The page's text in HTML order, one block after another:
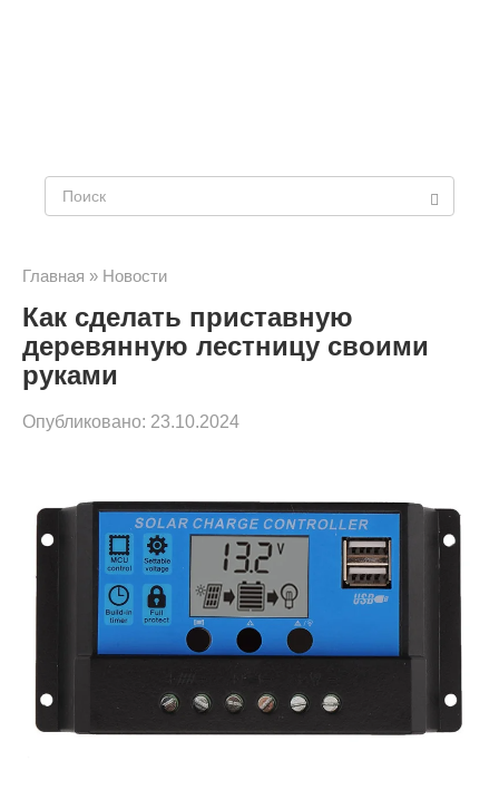
Главная » Новости
Как сделать приставную
деревянную лестницу своими
руками
Опубликовано: 23.10.2024